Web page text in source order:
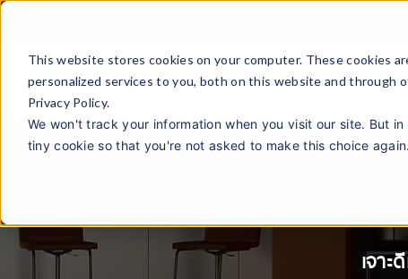
This website stores cookies on your computer. These cookies
personalized services to you, both on this website and through
Privacy Policy.
We won't track your information when you visit our site. But
tiny cookie so that you're not asked to make this choice again.
เจา